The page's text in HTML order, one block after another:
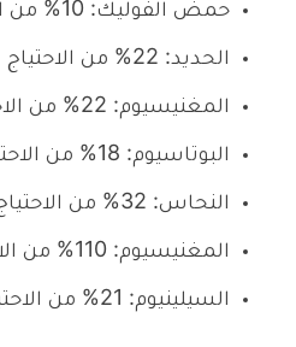
حمض الفوليك: 10% من الاحتياج اليومي.
الحديد: 22% من الاحتياج اليومي.
المغنيسيوم: 22% من الاحتياج اليومي.
البوتاسيوم: 18% من الاحتياج اليومي.
النحاس: 32% من الاحتياج اليومي.
المغنيسيوم: 110% من الاحتياج اليومي.
السيلينيوم: 21% من الاحتياج اليومي.